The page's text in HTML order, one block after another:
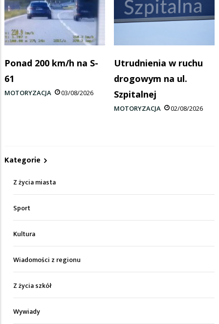
Ponad 200 km/h na S-
61
MOTORYZACJA 03/08/2026
Utrudnienia w ruchu
drogowym na ul.
Szpitalnej
MOTORYZACJA 02/08/2026
Kategorie
Z życia miasta
Sport
Kultura
Wiadomości z regionu
Z życia szkół
Wywiady